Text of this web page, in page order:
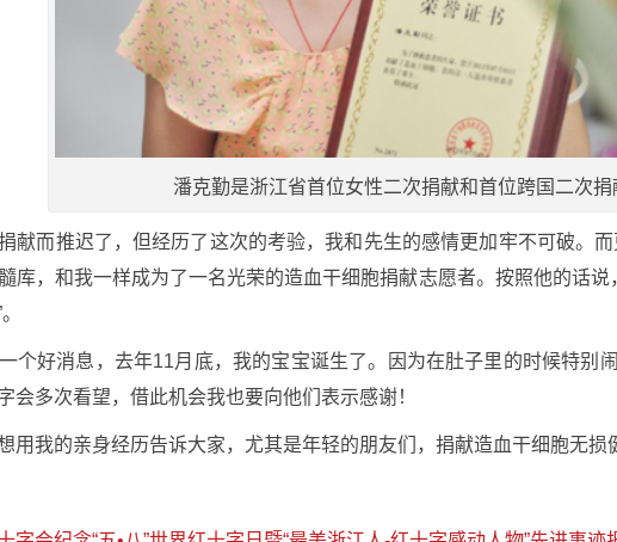
潘克勤是浙江省首位女性二次捐献和首位跨国二次
献而推迟了，但经历了这次的考验，我和先生的感情更加牢不可破。
库，和我一样成为了一名光荣的造血干细胞捐献志愿者。按照他的话
个好消息，去年11月底，我的宝宝诞生了。因为在肚子里的时候特别
会多次看望，借此机会我也要向他们表示感谢！
用我的亲身经历告诉大家，尤其是年轻的朋友们，捐献造血干细胞无损